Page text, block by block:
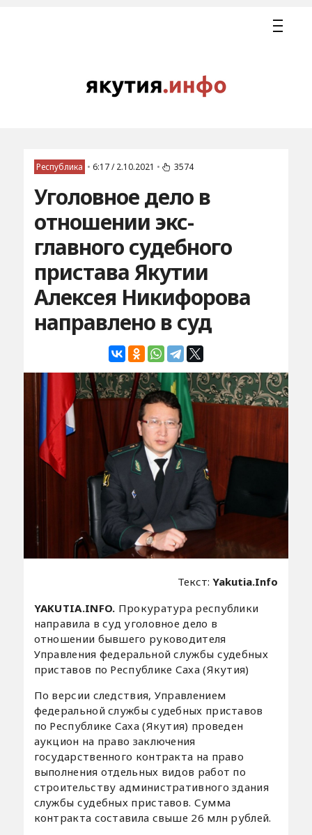
Республика • 6:17 / 2.10.2021 • 3574
Уголовное дело в
отношении экс-
главного судебного
пристава Якутии
Алексея Никифорова
направлено в суд
Текст:Yakutia.Info
YAKUTIA.INFO. Прокуратура республики
направила в суд уголовное дело в
отношении бывшего руководителя
Управления федеральной службы судебных
приставов по Республике Саха (Якутия)
По версии следствия, Управлением
федеральной службы судебных приставов
по Республике Саха (Якутия) проведен
аукцион на право заключения
государственного контракта на право
выполнения отдельных видов работ по
строительству административного здания
службы судебных приставов. Сумма
контракта составила свыше 26 млн рублей.